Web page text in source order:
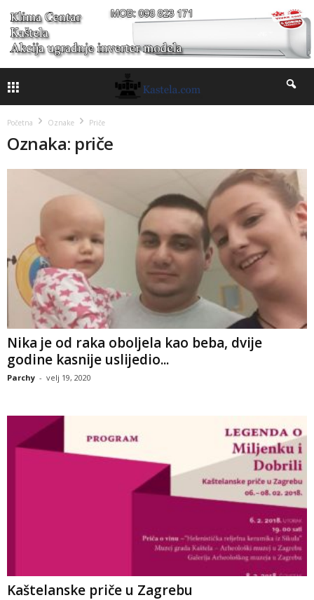
Početna Oznake Priče
Oznaka: priče
Nika je od raka oboljela kao beba, dvije
godine kasnije uslijedio...
Parchy - velj 19, 2020
Kaštelanske priče u Zagrebu